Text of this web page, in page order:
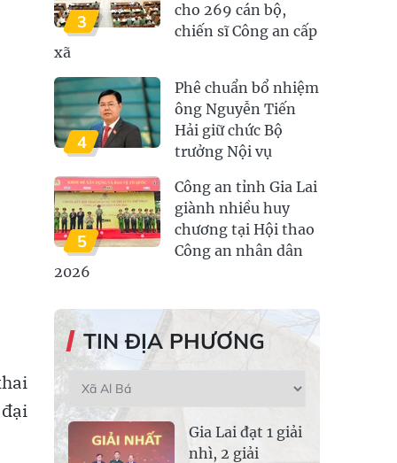
3
cho 269 cán bộ,
chiến sĩ Công an cấp
xã
4
Phê chuẩn bổ nhiệm
ông Nguyễn Tiến
Hải giữ chức Bộ
trưởng Nội vụ
5
Công an tỉnh Gia Lai
giành nhiều huy
chương tại Hội thao
Công an nhân dân
2026
TIN ĐỊA PHƯƠNG
Gia Lai đạt 1 giải
nhì, 2 giải